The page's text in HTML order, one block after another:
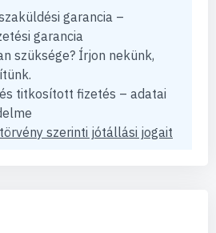
garancia –
garancia
szüksége? Írjon nekünk,
titkosított fizetés – adatai
szerinti jótállási jogait